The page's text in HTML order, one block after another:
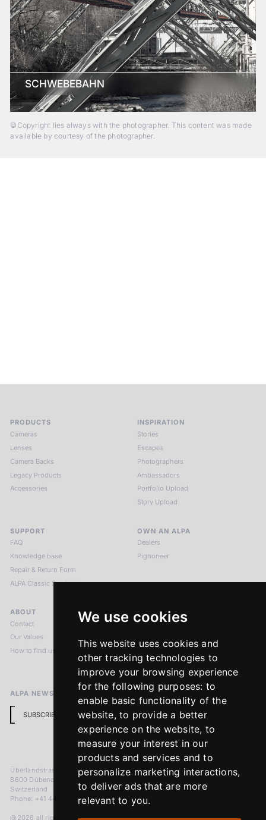
We use cookies
This website uses cookies and
other tracking technologies to
improve your browsing experience
for the following purposes: to
enable basic functionality of the
website,to provide a better
experience on the website, to
measure your interest in our
products and services and to
personalize marketing interactions,
to deliver ads that are more
relevant to you.
SCHWEBEBAHN
©Copyright lies always with the photographer. This content was made
available by courtesy of the photographer.
PRODUCTS
Cameras
Lenses
Camera Backs
Legacy Products
Accessories
INSPIRATION
Stories
Escapes
Photographers
Ambassadors
Portfolio Upload
Story Upload
SUPPORT
FAQ
Knowledge base
Repair & Return Form
ALPA Classic Services
OWN AN ALPA
Dealers
Pignoneer
ABOUT
Contact
Our Values
How to find us
LEGAL NOTICES
Imprint
Return Policy
ALPA NEWSLETTER
SUBSCRIBE
Überlandstrasse 241
8600 Dübendorf
Switzerland
Phone: +41 44 383 92 22
@2026 all rights reserved